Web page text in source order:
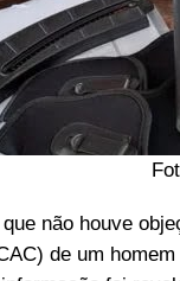
não houve
de um